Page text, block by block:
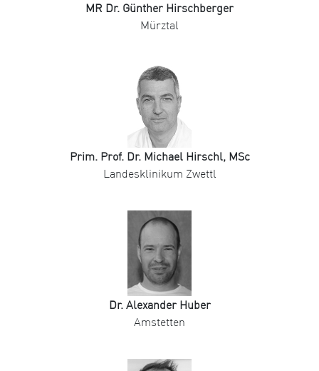
MR Dr. Günther Hirschberger
Mürztal
Prim. Prof. Dr. Michael Hirschl, MSc
Landesklinikum Zwettl
Dr. Alexander Huber
Amstetten